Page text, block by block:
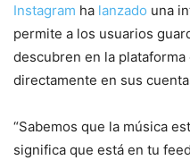
Instagram ha lanzado una
permite a los usuarios
descubren en la
directamente en sus
“Sabemos que la música
significa que está en tu